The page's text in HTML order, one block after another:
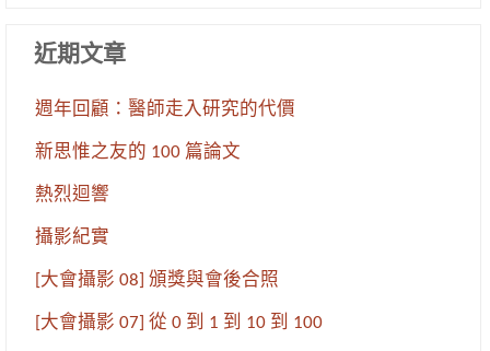
近期文章
週年回顧：醫師走入研究的代價
新思惟之友的 100 篇論文
熱烈迴響
攝影紀實
[大會攝影 08] 頒獎與會後合照
[大會攝影 07] 從 0 到 1 到 10 到 100